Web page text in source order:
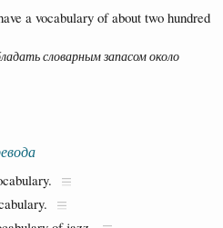
a vocabulary of about two hundred
словарным запасом около